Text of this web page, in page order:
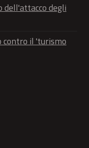
dell'attacco degli
contro il 'turismo